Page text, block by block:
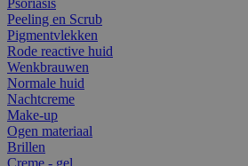
Peeling en Scrub
Pigmentvlekken
Rode reactive huid
Wenkbrauwen
Normale huid
Nachtcreme
Make-up
Ogen materiaal
Brillen
Creme - gel